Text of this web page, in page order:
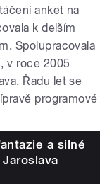
anket na
k delším
Spolupracovala
v roce 2005
Řadu let se
programové
a silné